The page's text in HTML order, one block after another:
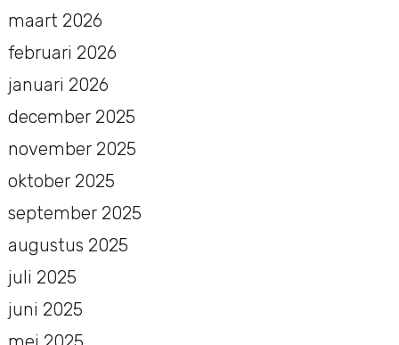
maart 2026
februari 2026
januari 2026
december 2025
november 2025
oktober 2025
september 2025
augustus 2025
juli 2025
juni 2025